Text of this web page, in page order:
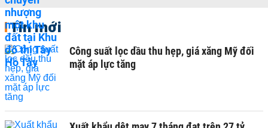
Tin mới
Công suất lọc dầu thu hẹp, giá xăng Mỹ đối
mặt áp lực tăng